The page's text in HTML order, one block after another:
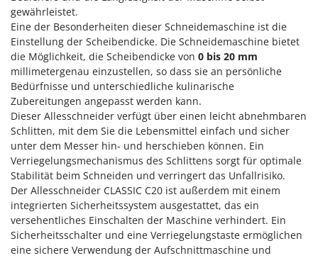
Motorhacken - Gartenfräsen
Motorspritzen
Mulcher für Traktor
N
Notstromaggregat
Nudelmaschinen
O
Obstmühlen Obsthäcksler Obstmuser
Obstpressen
Olivenernter und Schüttler
P
Palettengabeln für Traktoren
Ferrari Group
Ferroni
Ferrua
FIAC
FIEM
Fimar
FINI
Fiorentini
Fiskars
Flymo
Fontana Forni
Forest Master
gewährleistet.
Eine der Besonderheiten dieser Schneidemaschine ist die
Einstellung der Scheibendicke. Die Schneidemaschine bietet
die Möglichkeit, die Scheibendicke von 0 bis 20 mm
millimetergenau einzustellen, so dass sie an persönliche
Bedürfnisse und unterschiedliche kulinarische
Zubereitungen angepasst werden kann.
Dieser Allesschneider verfügt über einen leicht abnehmbaren
Schlitten, mit dem Sie die Lebensmittel einfach und sicher
unter dem Messer hin- und herschieben können. Ein
Verriegelungsmechanismus des Schlittens sorgt für optimale
Stabilität beim Schneiden und verringert das Unfallrisiko.
Der Allesschneider CLASSIC C20 ist außerdem mit einem
integrierten Sicherheitssystem ausgestattet, das ein
versehentliches Einschalten der Maschine verhindert. Ein
Sicherheitsschalter und eine Verriegelungstaste ermöglichen
eine sichere Verwendung der Aufschnittmaschine und